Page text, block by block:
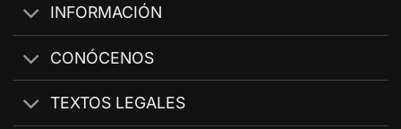
INFORMACIÓN
CONÓCENOS
TEXTOS LEGALES